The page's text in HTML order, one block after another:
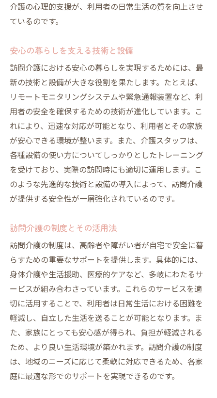
地域住民の生活を支える訪問介護
訪問介護による地域の安心感の広がり
訪問介護が地域で果たす役割の変化
訪問介護サービスの地域密着型アプローチ
訪問介護を通じた地域社会の防犯意識向上の重
要性
防犯意識を高める訪問介護の取り組み
地域防犯活動への訪問介護の関与
訪問介護が担う安全情報の提供
防犯意識向上に役立つ訪問介護の事例
訪問介護と地域防犯パートナーシップ
訪問介護を活用した地域防犯教育
訪問介護が構築する安全な生活環境とその価値
利用者に安心を提供する訪問介護の工夫
訪問介護が支える高齢者の生活の質
持続可能な安全環境を目指す訪問介護
訪問介護の安全対策の未来展望
訪問介護が提供する生活の安全性と利便性
介護の心理的支援が、利用者の日常生活の質を向上させ
ているのです。
安心の暮らしを支える技術と設備
訪問介護における安心の暮らしを実現するためには、最
新の技術と設備が大きな役割を果たします。たとえば、
リモートモニタリングシステムや緊急通報装置など、利
用者の安全を確保するための技術が進化しています。こ
れにより、迅速な対応が可能となり、利用者とその家族
が安心できる環境が整います。また、介護スタッフは、
各種設備の使い方についてしっかりとしたトレーニング
を受けており、実際の訪問時にも適切に運用します。こ
のような先進的な技術と設備の導入によって、訪問介護
が提供する安全性が一層強化されているのです。
訪問介護の制度とその活用法
訪問介護の制度は、高齢者や障がい者が自宅で安全に暮
らすための重要なサポートを提供します。具体的には、
身体介護や生活援助、医療的ケアなど、多岐にわたるサ
ービスが組み合わさっています。これらのサービスを適
切に活用することで、利用者は日常生活における困難を
軽減し、自立した生活を送ることが可能となります。ま
た、家族にとっても安心感が得られ、負担が軽減される
ため、より良い生活環境が築かれます。訪問介護の制度
は、地域のニーズに応じて柔軟に対応できるため、各家
庭に最適な形でのサポートを実現できるのです。